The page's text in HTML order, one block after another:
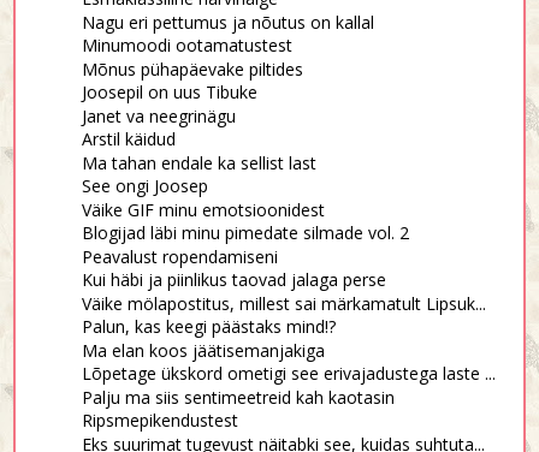
Nagu eri pettumus ja nõutus on kallal
Minumoodi ootamatustest
Mõnus pühapäevake piltides
Joosepil on uus Tibuke
Janet va neegrinägu
Arstil käidud
Ma tahan endale ka sellist last
See ongi Joosep
Väike GIF minu emotsioonidest
Blogijad läbi minu pimedate silmade vol. 2
Peavalust ropendamiseni
Kui häbi ja piinlikus taovad jalaga perse
Väike mölapostitus, millest sai märkamatult Lipsuk...
Palun, kas keegi päästaks mind!?
Ma elan koos jäätisemanjakiga
Lõpetage ükskord ometigi see erivajadustega laste ...
Palju ma siis sentimeetreid kah kaotasin
Ripsmepikendustest
Eks suurimat tugevust näitabki see, kuidas suhtuta...